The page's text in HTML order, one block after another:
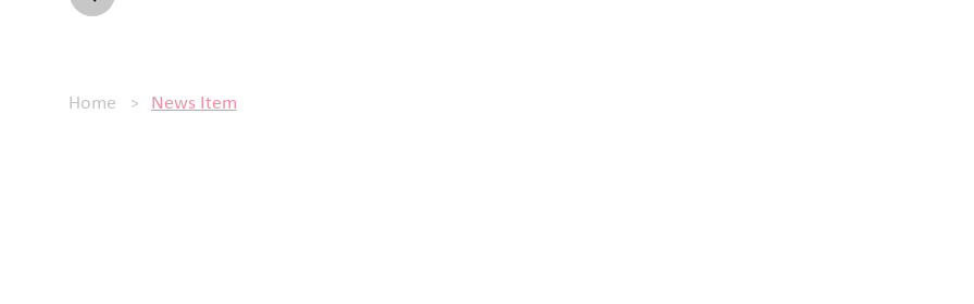
Home > News Item